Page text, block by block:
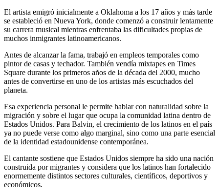
El artista emigró inicialmente a Oklahoma a los 17 años y más tarde
se estableció en Nueva York, donde comenzó a construir lentamente
su carrera musical mientras enfrentaba las dificultades propias de
muchos inmigrantes latinoamericanos.
Antes de alcanzar la fama, trabajó en empleos temporales como
pintor de casas y techador. También vendía mixtapes en Times
Square durante los primeros años de la década del 2000, mucho
antes de convertirse en uno de los artistas más escuchados del
planeta.
Esa experiencia personal le permite hablar con naturalidad sobre la
migración y sobre el lugar que ocupa la comunidad latina dentro de
Estados Unidos. Para Balvin, el crecimiento de los latinos en el país
ya no puede verse como algo marginal, sino como una parte esencial
de la identidad estadounidense contemporánea.
El cantante sostiene que Estados Unidos siempre ha sido una nación
construida por migrantes y considera que los latinos han fortalecido
enormemente distintos sectores culturales, científicos, deportivos y
económicos.